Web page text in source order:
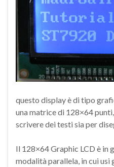
questo display è di tipo
una matrice di 128×64
scrivere dei testi sia per
Il 128×64 Graphic LCD è in
modalità parallela, in cui